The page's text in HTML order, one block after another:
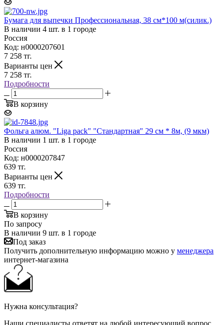
Бумага для выпечки Профессиональная, 38 см*100 м(силик.)
В наличии 4 шт. в 1 городе
Россия
Код: н0000207601
7 258 тг.
Варианты цен
7 258 тг.
Подробности
В корзину
Фольга алюм. "Liga pack" "Стандартная" 29 см * 8м, (9 мкм)
В наличии 1 шт. в 1 городе
Россия
Код: н0000207847
639 тг.
Варианты цен
639 тг.
Подробности
В корзину
По запросу
В наличии 9 шт. в 1 городе
Под заказ
Получить дополнительную информацию можно у менеджера
интернет-магазина
Нужна консультация?
Наши специалисты ответят на любой интересующий вопрос